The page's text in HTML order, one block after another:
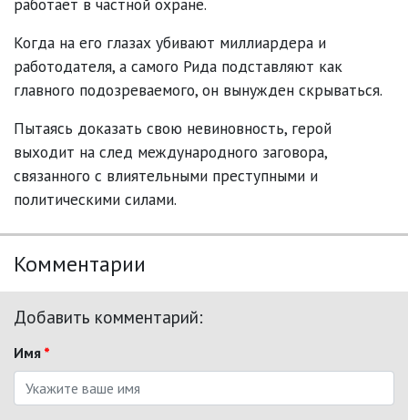
работает в частной охране.
Когда на его глазах убивают миллиардера и
работодателя, а самого Рида подставляют как
главного подозреваемого, он вынужден скрываться.
Пытаясь доказать свою невиновность, герой
выходит на след международного заговора,
связанного с влиятельными преступными и
политическими силами.
Комментарии
Добавить комментарий:
Имя *